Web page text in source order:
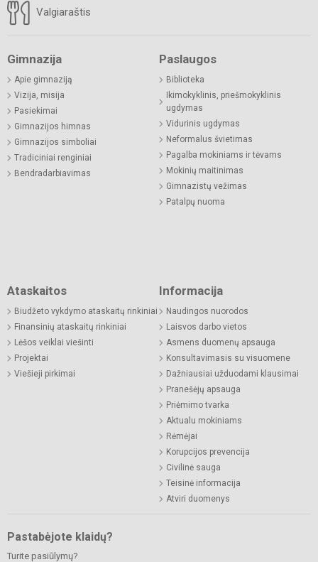
Valgiaraštis
Gimnazija
Apie gimnaziją
Vizija, misija
Pasiekimai
Gimnazijos himnas
Gimnazijos simboliai
Tradiciniai renginiai
Bendradarbiavimas
Paslaugos
Biblioteka
Ikimokyklinis, priešmokyklinis
ugdymas
Vidurinis ugdymas
Neformalus švietimas
Pagalba mokiniams ir tėvams
Mokinių maitinimas
Gimnazistų vežimas
Patalpų nuoma
Ataskaitos
Biudžeto vykdymo ataskaitų rinkiniai
Finansinių ataskaitų rinkiniai
Lėšos veiklai viešinti
Projektai
Viešieji pirkimai
Informacija
Naudingos nuorodos
Laisvos darbo vietos
Asmens duomenų apsauga
Konsultavimasis su visuomene
Dažniausiai užduodami klausimai
Pranešėjų apsauga
Priėmimo tvarka
Aktualu mokiniams
Rėmėjai
Korupcijos prevencija
Civilinė sauga
Teisinė informacija
Atviri duomenys
Pastabėjote klaidų?
Turite pasiūlymų?